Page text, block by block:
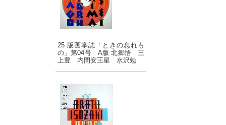
25 版画掌誌「ときの忘れも
の」第04号 A版 北郷悟 三
上豊 内間安王星 水沢勉